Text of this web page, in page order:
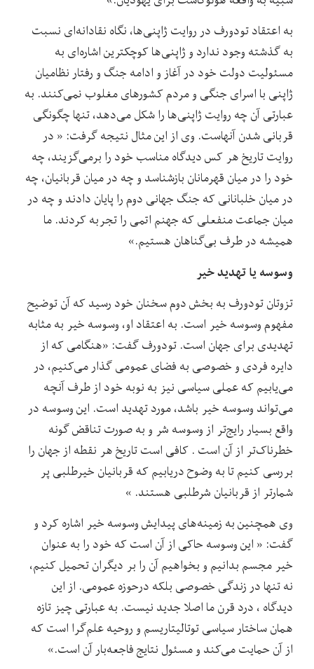
به اعتقاد تودورف در روایت ژاپنی‌ها، نگاه نقادانه‌ای نسبت
به گذشته وجود ندارد و ژاپنی‌ها کوچکترین اشاره‌ای به
مسئولیت دولت خود در آغاز و ادامه جنگ و رفتار نظامیان
ژاپنی با اسرای جنگی و مردم کشورهای مغلوب نمی‌کنند. به
عبارتی آن چه روایت ژاپنی‌ها را شکل می‌دهد، تنها چگونگی
قربانی شدن آنهاست. وی از این مثال نتیجه گرفت: « در
روایت تاریخ هر کس دیدگاه مناسب خود را برمی‌گزیند، چه
خود را در میان قهرمانان بازشناسد و چه در میان قربانیان، چه
در میان خلبانانی که جنگ جهانی دوم را پایان دادند و چه در
میان جماعت منفعلی که جهنم اتمی را تجربه کردند. ما
همیشه در طرف بی‌گناهان هستیم.»
وسوسه یا تهدید خیر
تزوتان تودورف به بخش دوم سخنان خود رسید که آن توضیح
مفهوم وسوسه خیر است. به اعتقاد او، وسوسه خیر به مثابه
تهدیدی برای جهان است. تودورف گفت: «هنگامی‌ که از
دایره فردی و خصوصی به فضای عمومی ‌گذار می‌کنیم، در
می‌یابیم که عملی سیاسی نیز به نوبه خود از طرف آنچه
می‌تواند وسوسه خیر باشد، مورد تهدید است. این وسوسه در
واقع بسیار رایج‌تر از وسوسه شر و به صورت تناقض گونه
خطرناک‌‌تر از آن است . کافی است تاریخ هر نقطه از جهان را
بررسی کنیم تا به وضوح دریابیم که قربانیان خیرطلبی پر
شمارتر از قربانیان شرطلبی هستند. »
وی همچنین به زمینه‌های پیدایش وسوسه خیر اشاره کرد و
گفت: « این وسوسه حاکی از آن است که خود را به عنوان
خیر مجسم بدانیم و بخواهیم آن را بر دیگران تحمیل کنیم،
نه تنها در زندگی خصوصی بلکه درحوزه عمومی. از این
دیدگاه ، درد قرن ما اصلا جدید نیست. به عبارتی چیز تازه
همان ساختار سیاسی توتالیتاریسم و روحیه علم‌گرا است که
از آن حمایت می‌کند و مسئول نتایج فاجعه‌بار آن است.»